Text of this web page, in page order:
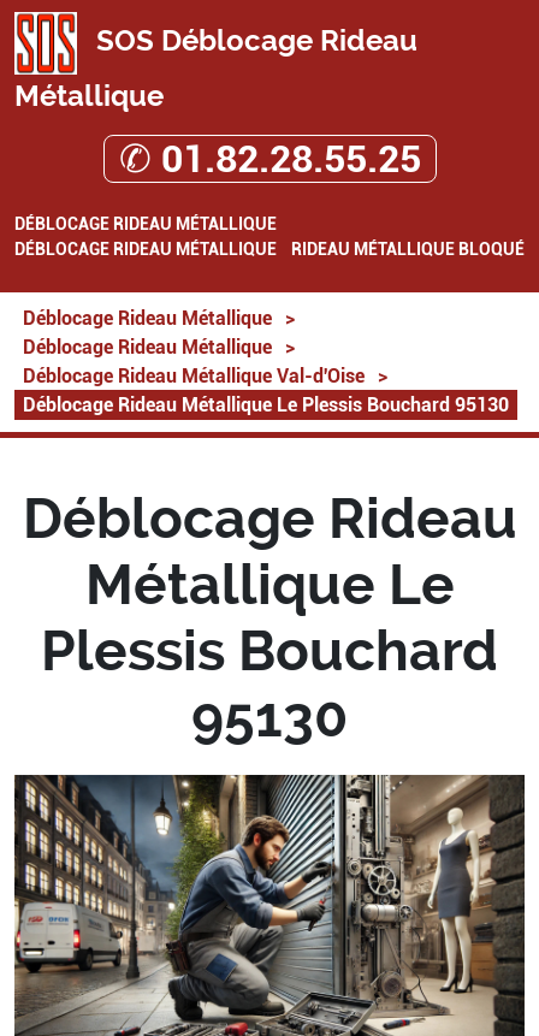
SOS Déblocage Rideau
Métallique
✆ 01.82.28.55.25
DÉBLOCAGE RIDEAU MÉTALLIQUE
DÉBLOCAGE RIDEAU MÉTALLIQUE
RIDEAU MÉTALLIQUE BLOQUÉ
Déblocage Rideau Métallique
>
Déblocage Rideau Métallique
>
Déblocage Rideau Métallique Val-d'Oise
>
Déblocage Rideau Métallique Le Plessis Bouchard 95130
Déblocage Rideau
Métallique Le
Plessis Bouchard
95130